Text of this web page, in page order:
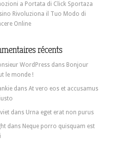
a Portata di Click Sportaza
Rivoluziona il Tuo Modo di
Online
récents
WordPress dans Bonjour
le monde !
dans At vero eos et accusamus
dans Urna eget erat non purus
dans Neque porro quisquam est